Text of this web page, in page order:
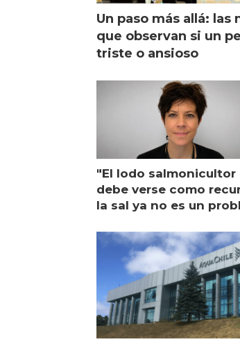
Un paso más allá: las
que observan si un
triste o ansioso
"El lodo salmonicultor
debe verse como
la sal ya no es un